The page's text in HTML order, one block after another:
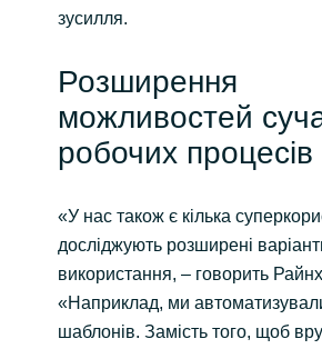
зусилля.
Розширення
можливостей
робочих процесів
«У нас також є кілька
досліджують розширені
використання, – говорить
«Наприклад, ми
шаблонів. Замість того, щоб